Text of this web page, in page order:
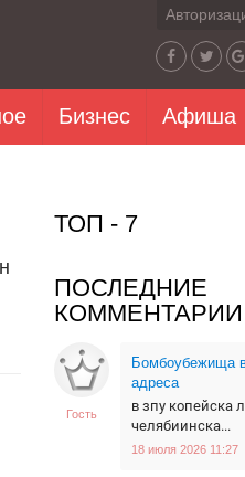
Бизнес Афиша
ТОП - 7
ПОСЛЕДНИЕ
КОММЕНТАРИИ
Гость
Бомбоубежища
адреса
в зпу копейска
челябиинска...
18 июля 2026 11:27